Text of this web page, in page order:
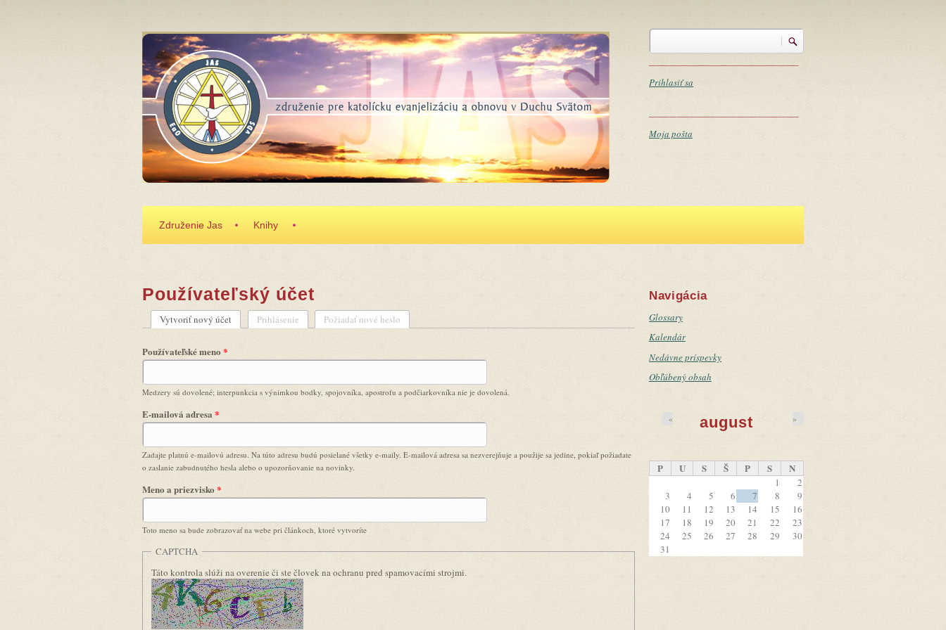
Vyhľadávanie
Prihlasiť sa
Moja pošta
Združenie Jas Knihy
Používateľský účet
Vytvoriť nový účet (aktívna karta)
Prihlásenie Požiadať nové heslo
Používateľské meno*
Medzery sú dovolené; interpunkcia s výnimkou bodky, spojovníka, apostrofu a podčiarkovníka nie je dovolená.
E-mailová adresa *
Zadajte platnú e-mailovú adresu. Na túto adresu budú posielané všetky e-maily. E-mailová adresa sa nezverejňuje a použije sa jedine, pokiaľ požiadate
o zaslanie zabudnutého hesla alebo o upozorňovanie na novinky.
Meno a priezvisko *
Toto meno sa bude zobrazovať na webe pri článkoch, ktoré vytvoríte
CAPTCHA
Táto kontrola slúži na overenie či ste človek na ochranu pred spamovacími strojmi.
Navigácia
Glossary
Kalendár
Nedávne príspevky
Obľúbený obsah
august
« »
P U S Š P S N
1
2
3
4 5 6 7 8
9
10
11 12 13 14 15
16
17
18 19 20 21 22
23
24
25 26 27 28 29
30
31